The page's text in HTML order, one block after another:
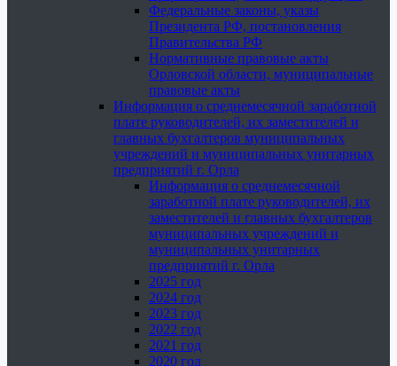
Федеральные законы, указы
Президента РФ, постановления
Правительства РФ
Нормативные правовые акты
Орловской области, муниципальные
правовые акты
Информация о среднемесячной заработной
плате руководителей, их заместителей и
главных бухгалтеров муниципальных
учреждений и муниципальных унитарных
предприятий г. Орла
Информация о среднемесячной
заработной плате руководителей, их
заместителей и главных бухгалтеров
муниципальных учреждений и
муниципальных унитарных
предприятий г. Орла
2025 год
2024 год
2023 год
2022 год
2021 год
2020 год